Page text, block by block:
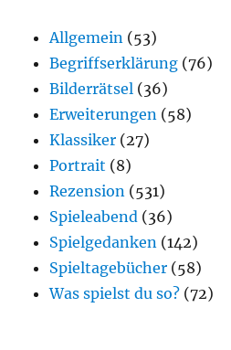
Allgemein (53)
Begriffserklärung (76)
Bilderrätsel (36)
Erweiterungen (58)
Klassiker (27)
Portrait (8)
Rezension (531)
Spieleabend (36)
Spielgedanken (142)
Spieltagebücher (58)
Was spielst du so? (72)